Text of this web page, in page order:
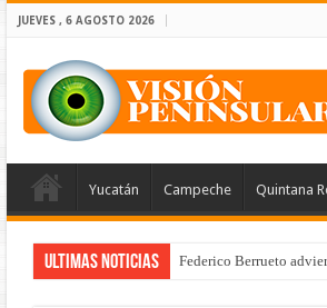
JUEVES , 6 AGOSTO 2026
Yucatán Campeche Quintana
Ultimas Noticias Federico Berrueto